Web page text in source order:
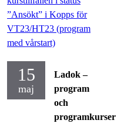
”Ansökt” i Kopps för
VT23/HT23 (program
med vårstart)
15
maj
Ladok –
program
och
programkurser